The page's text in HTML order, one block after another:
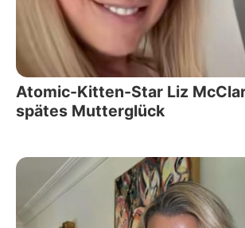
Atomic-Kitten-Star Liz
spätes Mutterglück